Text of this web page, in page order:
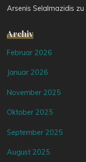
Arsenis Selalmazidis zu
Archiv
Februar 2026
Januar 2026
November 2025
Oktober 2025
September 2025
August 2025